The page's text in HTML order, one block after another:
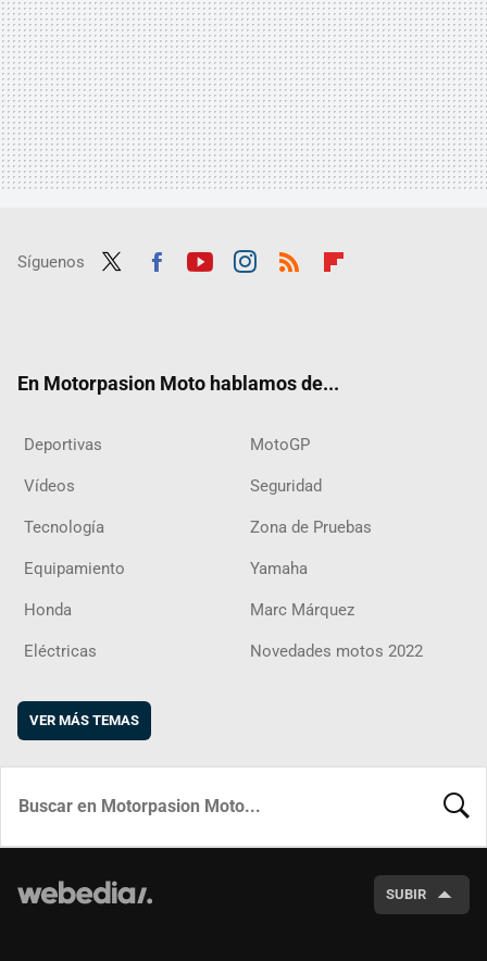
Síguenos
En Motorpasion Moto hablamos de...
Deportivas MotoGP
Vídeos Seguridad
Tecnología Zona de Pruebas
Equipamiento Yamaha
Honda Marc Márquez
Eléctricas Novedades motos 2022
VER MÁS TEMAS
SUBIR